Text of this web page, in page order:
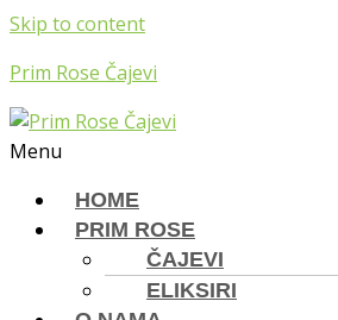
Skip to content
Prim Rose Čajevi
Menu
HOME
PRIM ROSE
ČAJEVI
ELIKSIRI